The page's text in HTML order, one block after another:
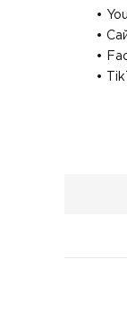
•
•
•
•